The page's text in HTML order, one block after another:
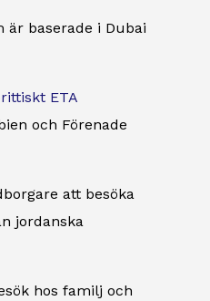
är baserade i Dubai
ETA
och Förenade
att besöka
jordanska
hos familj och